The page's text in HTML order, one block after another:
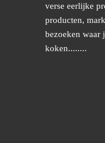
verse eerlijke
producten,
bezoeken waar
koken........